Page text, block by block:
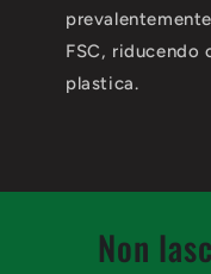
FSC, riducendo
plastica.
Non